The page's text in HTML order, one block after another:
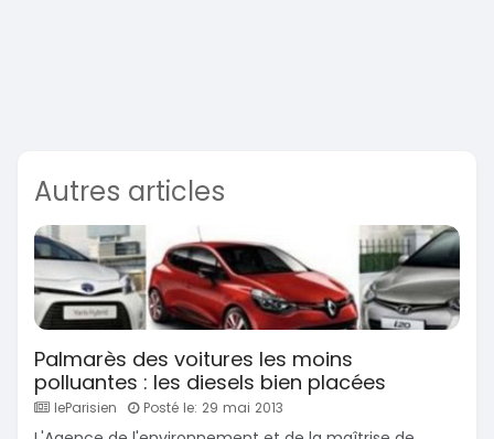
Autres articles
Palmarès des voitures les moins
polluantes : les diesels bien placées
leParisien Posté le: 29 mai 2013